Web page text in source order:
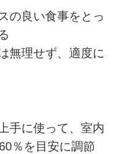
の良い食事をとっ
無理せず、適度に
手に使って、室内
％を目安に調節